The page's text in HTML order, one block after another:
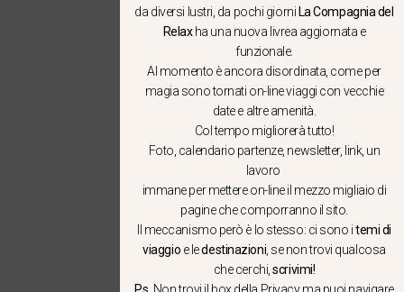
da diversi lustri, da pochi giorni La Compagnia del
Relaxha una nuova livrea aggiornata e
funzionale.
Al momento è ancora disordinata, come per
magia sono tornati on-line viaggi con vecchie
date e altre amenità.
Col tempo migliorerà tutto!
Foto, calendario partenze, newsletter, link, un
lavoro
immane per mettere on-line il mezzo migliaio di
pagine che comporranno il sito.
Il meccanismo però è lo stesso: ci sono itemi di
viaggio e ledestinazioni , se non trovi qualcosa
che cerchi,scrivimi!